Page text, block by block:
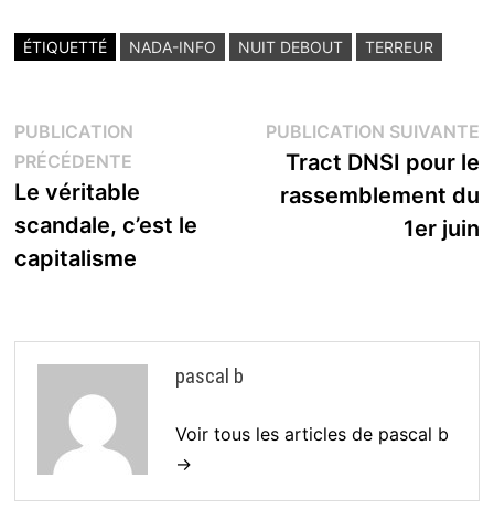
ÉTIQUETTÉ NADA-INFO NUIT DEBOUT TERREUR
Navigation
de
l’article
PUBLICATION
PRÉCÉDENTEPublication
précédente :
Le véritable
scandale, c’est le
capitalisme
PUBLICATION SUIVANTE
Tract DNSI pour le
rassemblement du
1er juin
pascal b
Voir tous les articles de pascal b
→